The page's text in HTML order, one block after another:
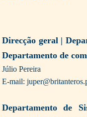
Direcção geral |
Departamento de
Júlio Pereira
E-mail:
Departamento de